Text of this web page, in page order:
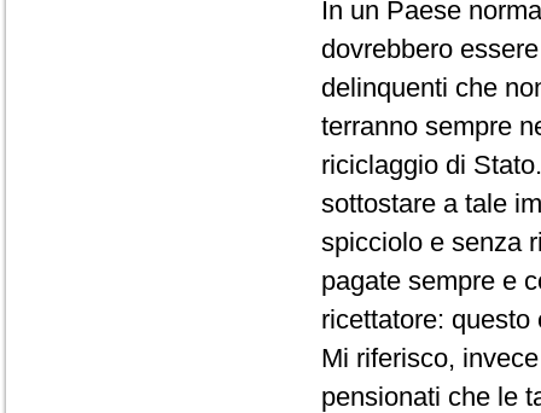
In un Paese
dovrebbero
delinquenti che
terranno sempre
riciclaggio di
sottostare a tale
spicciolo e senza
pagate sempre e
ricettatore:
Mi riferisco,
pensionati che le